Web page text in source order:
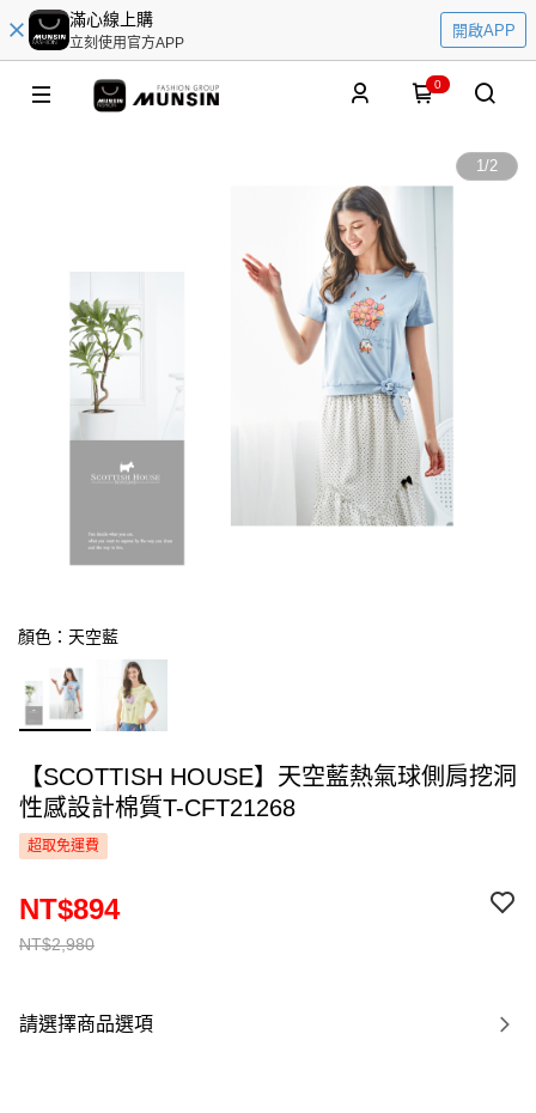
滿心線上購
立刻使用官方APP
開啟APP
0
1/2
顏色：天空藍
【SCOTTISH HOUSE】天空藍熱氣球側肩挖洞
性感設計棉質T-CFT21268
超取免運費
NT$2,980
NT$894
請選擇商品選項